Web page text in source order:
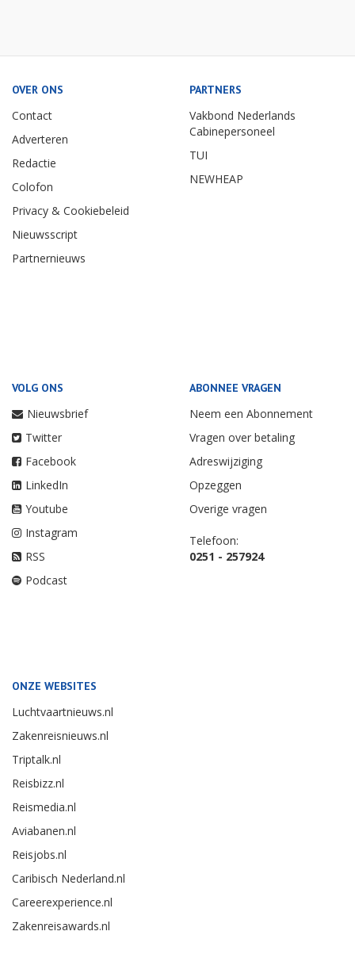
OVER ONS
Contact
Adverteren
Redactie
Colofon
Privacy & Cookiebeleid
Nieuwsscript
Partnernieuws
PARTNERS
Vakbond Nederlands
Cabinepersoneel
TUI
NEWHEAP
VOLG ONS
Nieuwsbrief
Twitter
Facebook
LinkedIn
Youtube
Instagram
RSS
Podcast
ABONNEE VRAGEN
Neem een Abonnement
Vragen over betaling
Adreswijziging
Opzeggen
Overige vragen
Telefoon:
0251 - 257924
ONZE WEBSITES
Luchtvaartnieuws.nl
Zakenreisnieuws.nl
Triptalk.nl
Reisbizz.nl
Reismedia.nl
Aviabanen.nl
Reisjobs.nl
Caribisch Nederland.nl
Careerexperience.nl
Zakenreisawards.nl